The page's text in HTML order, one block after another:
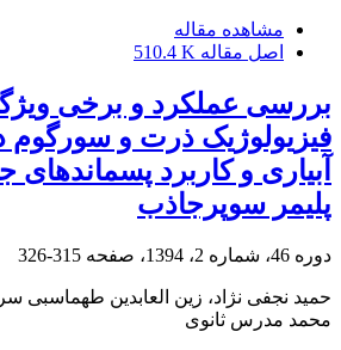
مشاهده مقاله
اصل مقاله 510.4 K
بررسی عملکرد و برخی
فیزیولوژیک ذرت و سورگوم
آبیاری و کاربرد پسماندهای
پلیمر سوپرجاذب
دوره 46، شماره 2، 1394، صفحه 315-326
حمید نجفی نژاد، زین العابدین طهماسبی
محمد مدرس ثانوی